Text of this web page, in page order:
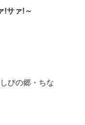
!サァ!～
びの郷・ちな